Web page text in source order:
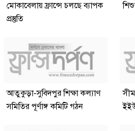
মোকাবেলায় ফ্রান্সে চলছে ব্যাপক
প্রস্তুতি
আতুকুড়া-সুবিদপুর শিক্ষা কল্যাণ
সমিতির পূর্ণাঙ্গ কমিটি গঠন